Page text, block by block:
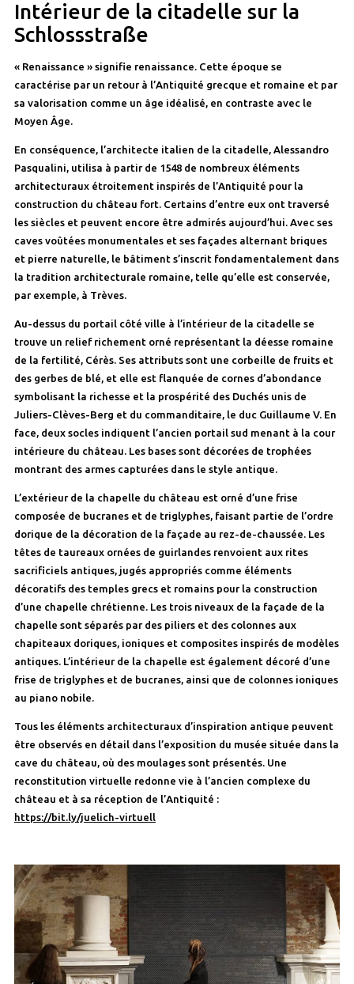
Intérieur de la citadelle sur la
Schlossstraße
« Renaissance » signifie renaissance. Cette époque se
caractérise par un retour à l’Antiquité grecque et romaine et par
sa valorisation comme un âge idéalisé, en contraste avec le
Moyen Âge.
En conséquence, l’architecte italien de la citadelle, Alessandro
Pasqualini, utilisa à partir de 1548 de nombreux éléments
architecturaux étroitement inspirés de l’Antiquité pour la
construction du château fort. Certains d’entre eux ont traversé
les siècles et peuvent encore être admirés aujourd’hui. Avec ses
caves voûtées monumentales et ses façades alternant briques
et pierre naturelle, le bâtiment s’inscrit fondamentalement dans
la tradition architecturale romaine, telle qu’elle est conservée,
par exemple, à Trèves.
Au-dessus du portail côté ville à l’intérieur de la citadelle se
trouve un relief richement orné représentant la déesse romaine
de la fertilité, Cérès. Ses attributs sont une corbeille de fruits et
des gerbes de blé, et elle est flanquée de cornes d’abondance
symbolisant la richesse et la prospérité des Duchés unis de
Juliers-Clèves-Berg et du commanditaire, le duc Guillaume V. En
face, deux socles indiquent l’ancien portail sud menant à la cour
intérieure du château. Les bases sont décorées de trophées
montrant des armes capturées dans le style antique.
L’extérieur de la chapelle du château est orné d’une frise
composée de bucranes et de triglyphes, faisant partie de l’ordre
dorique de la décoration de la façade au rez-de-chaussée. Les
têtes de taureaux ornées de guirlandes renvoient aux rites
sacrificiels antiques, jugés appropriés comme éléments
décoratifs des temples grecs et romains pour la construction
d’une chapelle chrétienne. Les trois niveaux de la façade de la
chapelle sont séparés par des piliers et des colonnes aux
chapiteaux doriques, ioniques et composites inspirés de modèles
antiques. L’intérieur de la chapelle est également décoré d’une
frise de triglyphes et de bucranes, ainsi que de colonnes ioniques
au piano nobile.
Tous les éléments architecturaux d’inspiration antique peuvent
être observés en détail dans l’exposition du musée située dans la
cave du château, où des moulages sont présentés. Une
reconstitution virtuelle redonne vie à l’ancien complexe du
château et à sa réception de l’Antiquité :
https://bit.ly/juelich-virtuell